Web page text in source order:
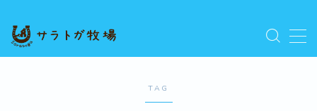
MENU
利用規約／特定商取引法に基づく表記
TAG